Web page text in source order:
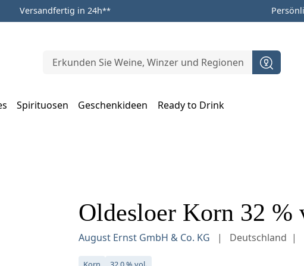
Versandfertig in 24h**
Spirituosen Geschenkideen
Ready to Drink
Oldesloer Korn 32 %
August Ernst GmbH & Co. KG Deutschland